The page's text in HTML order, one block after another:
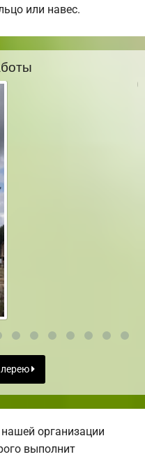
или навес.
организации
выполнит